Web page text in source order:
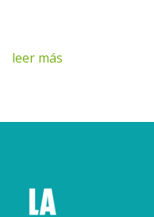
leer más